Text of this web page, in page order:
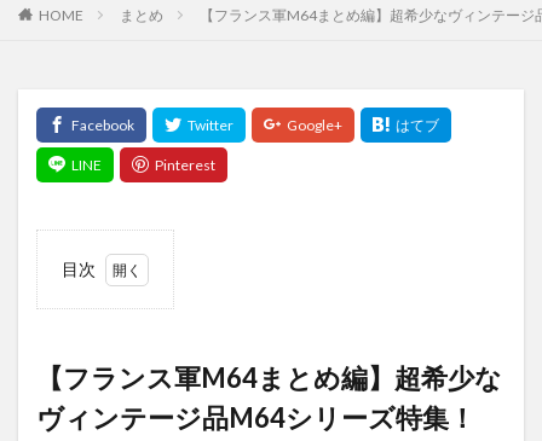
HOME まとめ 【フランス軍M64まとめ編】超希少なヴィンテー
目次
ス軍
M64
まと
【フランス軍M64まとめ編】超希少な
ヴィンテージ品M64シリーズ特集！